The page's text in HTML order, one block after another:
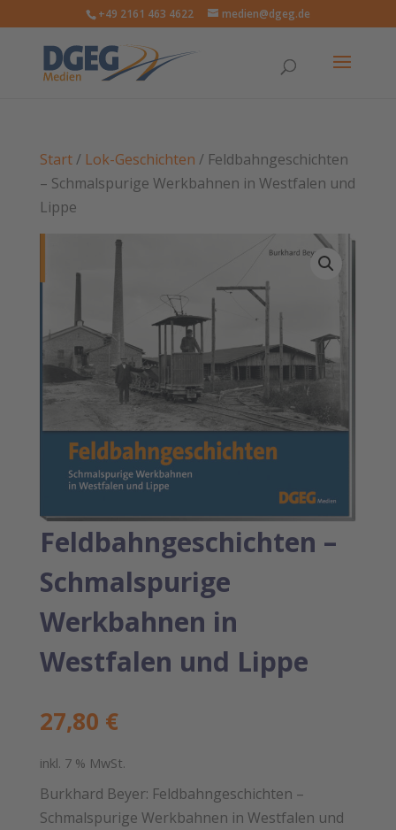
+49 2161 463 4622 medien@dgeg.de
Start/ Lok-Geschichten / Feldbahngeschichten
– Schmalspurige Werkbahnen in Westfalen und
Lippe
Feldbahngeschichten –
Schmalspurige
Werkbahnen in
Westfalen und Lippe
27,80 €
inkl. 7 % MwSt.
Burkhard Beyer: Feldbahngeschichten –
Schmalspurige Werkbahnen in Westfalen und